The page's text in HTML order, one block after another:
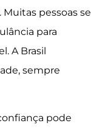
pessoas se
para
A Brasil
sempre
pode